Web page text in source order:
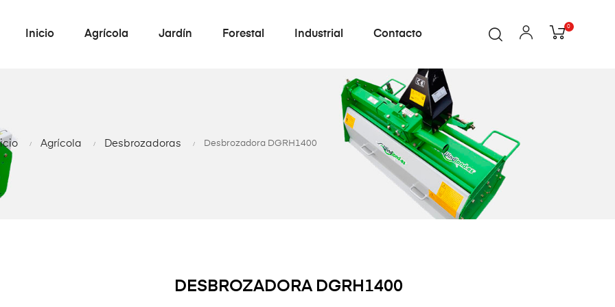
Inicio Agrícola Jardín Forestal Industrial Contacto
0
Agrícola Desbrozadoras Desbrozadora DGRH1400
DESBROZADORA DGRH1400